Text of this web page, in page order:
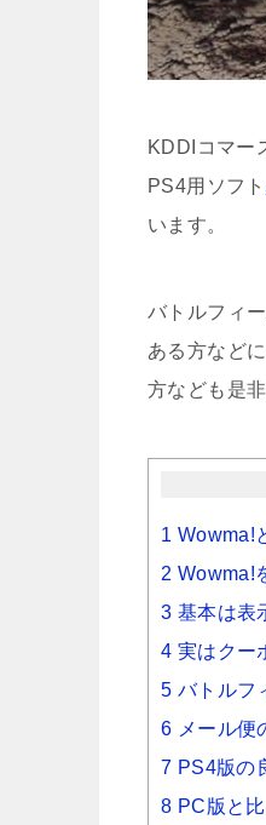
KDDIコマー
PS4用ソフト
います。
バトルフィ
ある方など
方なども是
1 Wowma!
2 Wowma!
3 基本は表
4 実はクー
5 バトルフ
6 メール便
7 PS4版の
8 PC版と